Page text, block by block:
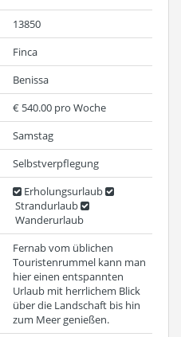
13850
Finca
Benissa
€ 540.00 pro Woche
Samstag
Selbstverpflegung
Erholungsurlaub
Strandurlaub
Wanderurlaub
Fernab vom üblichen
Touristenrummel kann man
hier einen entspannten
Urlaub mit herrlichem Blick
über die Landschaft bis hin
zum Meer genießen.